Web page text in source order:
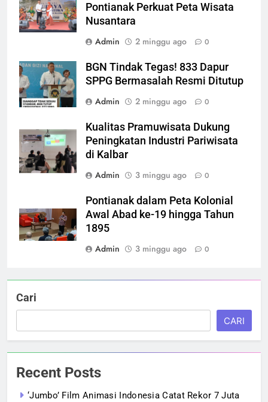
Pontianak Perkuat Peta Wisata
Nusantara
Admin
2 minggu ago 0
BGN Tindak Tegas! 833 Dapur
SPPG Bermasalah Resmi Ditutup
Admin
2 minggu ago 0
Kualitas Pramuwisata Dukung
Peningkatan Industri Pariwisata
di Kalbar
Admin
3 minggu ago 0
Pontianak dalam Peta Kolonial
Awal Abad ke-19 hingga Tahun
1895
Admin
3 minggu ago 0
Cari
CARI
Recent Posts
‘Jumbo’ Film Animasi Indonesia Catat Rekor 7 Juta